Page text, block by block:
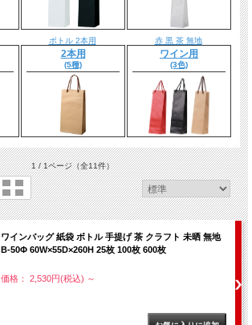
ボトル 2本用
2本用
(5種)
赤 黒 茶 無地
ワイン用
(3色)
1 / 1ページ（全11件）
ワインバッグ 紙袋 ボトル 手提げ 茶 クラフト 未晒 無地
B-50Φ 60W×55D×260H 25枚 100枚 600枚
価格： 2,530円(税込) ～